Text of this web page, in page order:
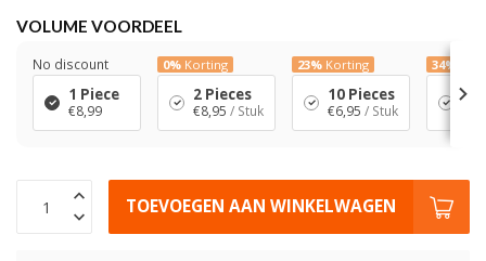
VOLUME VOORDEEL
No discount
1 Piece
€8,99
0% Korting
2 Pieces
€8,95 / Stuk
23% Korting
10 Pieces
€6,95 / Stuk
34%
50
TOEVOEGEN AAN WINKELWAGEN